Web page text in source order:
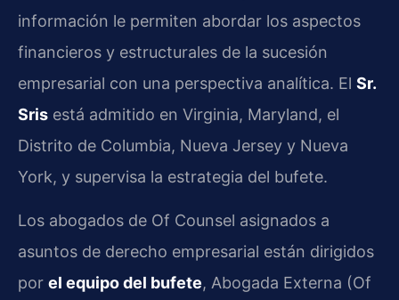
información le permiten abordar los aspectos
financieros y estructurales de la sucesión
empresarial con una perspectiva analítica. El Sr.
Sris está admitido en Virginia, Maryland, el
Distrito de Columbia, Nueva Jersey y Nueva
York, y supervisa la estrategia del bufete.
Los abogados de Of Counsel asignados a
asuntos de derecho empresarial están dirigidos
por el equipo del bufete, Abogada Externa (Of